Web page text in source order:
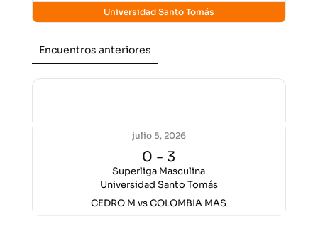
Universidad Santo Tomás
Encuentros anteriores
julio 5, 2026
0 - 3
Superliga Masculina
Universidad Santo Tomás
CEDRO M vs COLOMBIA MAS